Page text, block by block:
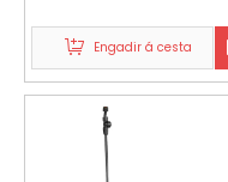
Engadir á cesta